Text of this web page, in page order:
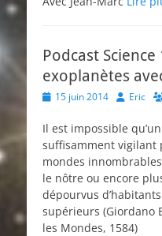
Podcast Science
exoplanètes
Posted15 juin 2014 Author
Eric
Il est impossible
suffisamment vigilant
mondes
le nôtre ou encore
dépourvus
supérieurs (Giordano
les Mondes, 1584)